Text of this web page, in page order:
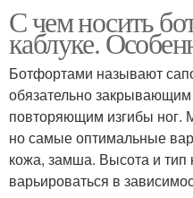
С чем носить
каблуке.
Ботфортами называют
обязательно закрывающим
повторяющим изгибы
но самые оптимальные
кожа, замша. Высота и тип
варьироваться в